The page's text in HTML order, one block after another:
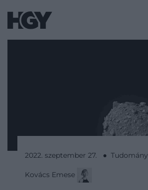
2022. szeptember 27. ● Tudomány
Kovács Emese